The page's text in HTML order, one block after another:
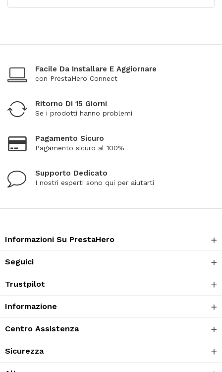
Facile Da Installare E Aggiornare
con PrestaHero Connect
Ritorno Di 15 Giorni
Se i prodotti hanno problemi
Pagamento Sicuro
Pagamento sicuro al 100%
Supporto Dedicato
I nostri esperti sono qui per aiutarti
Informazioni Su PrestaHero
Seguici
Trustpilot
Informazione
Centro Assistenza
Sicurezza